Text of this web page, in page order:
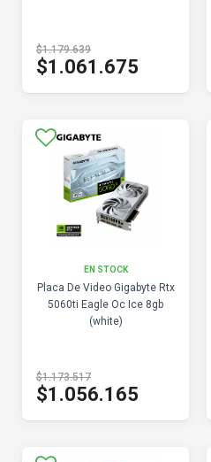
$1.179.639
$1.061.675
EN STOCK
Placa De Video Gigabyte Rtx
5060ti Eagle Oc Ice 8gb
(white)
$1.173.517
$1.056.165